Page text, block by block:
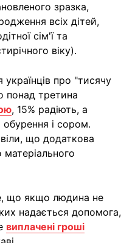
зразка,
всіх дітей,
сім'ї та
віку).
про "тисячу
понад третина
, 15% радіють, а
обурення і сором.
що додаткова
матеріального
що якщо людина не
надається допомога,
виплачені гроші